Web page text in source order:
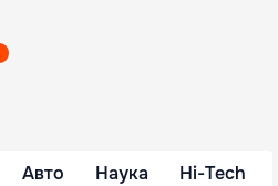
Авто Наука Hi-Tech